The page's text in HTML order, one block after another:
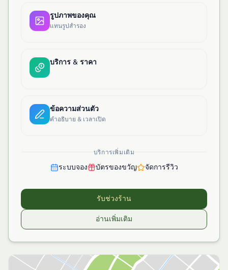
รูปภาพของคุณ
แทนรูปสำรอง
บริการ & ราคา
ข้อความส่วนตัว
คำอธิบาย & เวลาเปิด
บริการเพิ่มเติม
ระบบจอง บัตรของขวัญ จัดการรีวิว
รับช่วงร้าน
อ่านเพิ่มเติม